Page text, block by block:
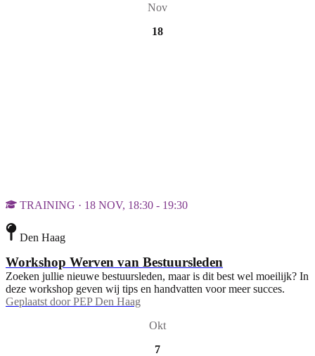
Nov
18
TRAINING · 18 NOV, 18:30 - 19:30
Den Haag
Workshop Werven van Bestuursleden
Zoeken jullie nieuwe bestuursleden, maar is dit best wel moeilijk? In
deze workshop geven wij tips en handvatten voor meer succes.
Geplaatst door PEP Den Haag
Okt
7